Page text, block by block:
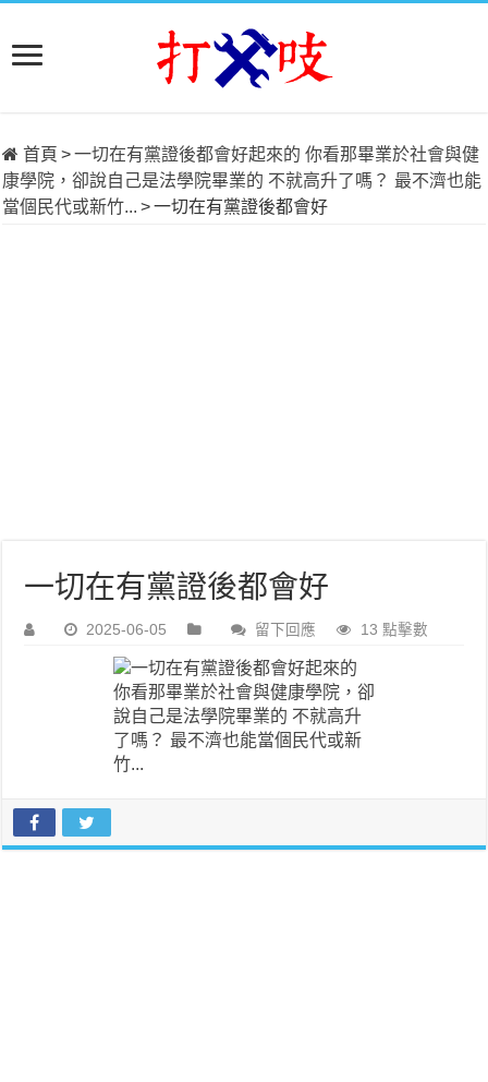
首頁 >一切在有黨證後都會好起來的 你看那畢業於社會與健
康學院，卻說自己是法學院畢業的 不就高升了嗎？ 最不濟也能
當個民代或新竹... >一切在有黨證後都會好
一切在有黨證後都會好
2025-06-05 留下回應 13 點擊數